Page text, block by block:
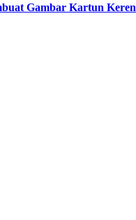
Gambar Kartun Keren